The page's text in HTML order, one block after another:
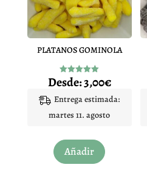
PLATANOS GOMINOLA
Valorado
con
de 5
Desde:3,00€
Entrega estimada:
martes 11. agosto
Añadir
producto